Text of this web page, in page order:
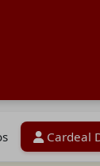
Cardeal